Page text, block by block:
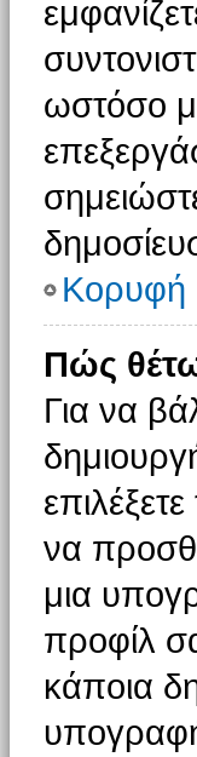
ωστόσο
Κορυφή
Πώς
Για να
επιλέξετε
να
μια
προφίλ
κάποια